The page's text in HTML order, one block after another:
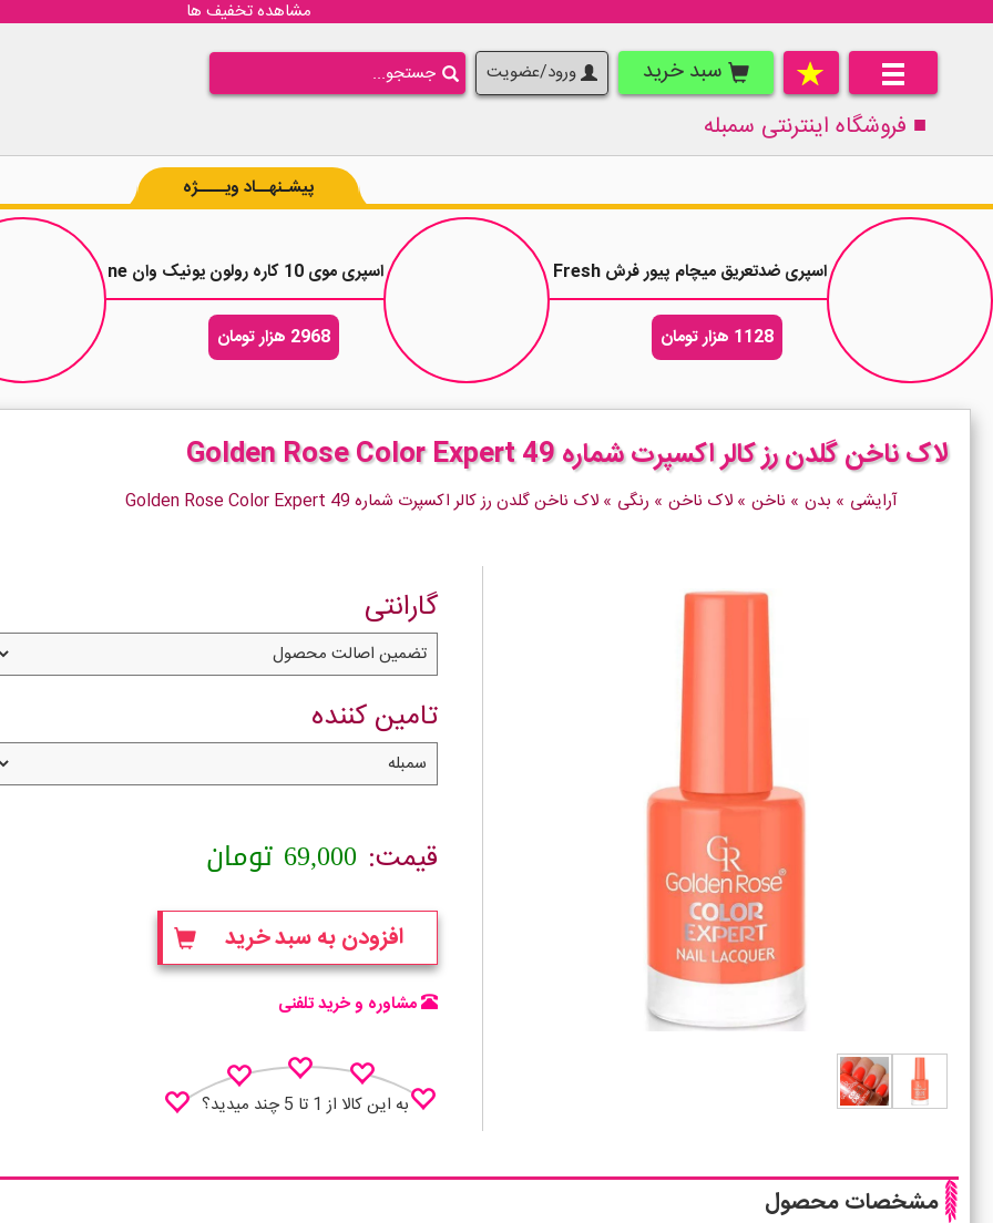
مشاهده تخفیف ها
سبد خرید ورود/عضویت
■ فروشگاه اینترنتی سمبله
پیشـنهــاد ویــــژه
اسپری ضدتعریق میچام پیور فرش Mitchum Pure Fresh حجم 200 میلی لیتر
1128 هزار تومان
اسپری موی 10 کاره رولون یونیک وان Revlon Uniq One حجم 150 میلی لیتر
2968 هزار تومان
لاک ناخن گلدن رز کالر اکسپرت شماره 49 Golden Rose Color Expert
آرایشی » بدن » ناخن » لاک ناخن » رنگی » لاک ناخن گلدن رز کالر اکسپرت شماره 49 Golden Rose Color Expert
گارانتی
تامین کننده
قیمت: 69,000 تومان
افزودن به سبد خرید
مشاوره و خرید تلفنی
به این کالا از 1 تا 5 چند میدید؟
مشخصات محصول